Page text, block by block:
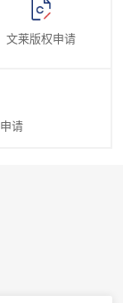
文莱版权申请
请